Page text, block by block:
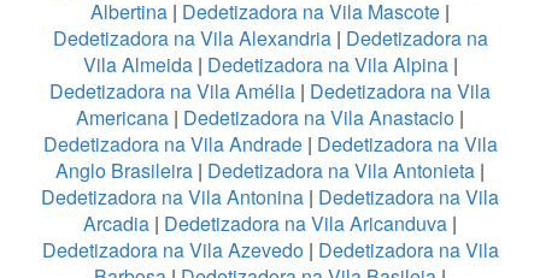
Albertina | Dedetizadora na Vila Mascote |
Dedetizadora na Vila Alexandria| Dedetizadora na
Vila Almeida | Dedetizadora na Vila Alpina |
Dedetizadora na Vila Amélia | Dedetizadora na Vila
Americana | Dedetizadora na Vila Anastacio |
Dedetizadora na Vila Andrade| Dedetizadora na Vila
Anglo Brasileira | Dedetizadora na Vila Antonieta |
Dedetizadora na Vila Antonina | Dedetizadora na Vila
Arcadia | Dedetizadora na Vila Aricanduva |
Dedetizadora na Vila Azevedo| Dedetizadora na Vila